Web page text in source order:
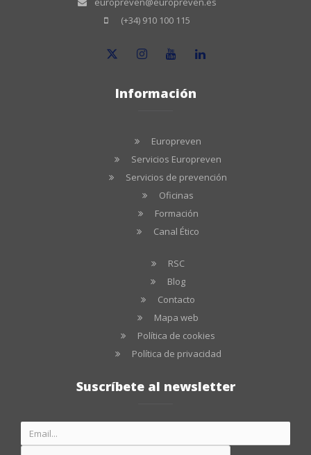
(+34) 910 100 115
Información
Europreven
Servicios Europreven
Servicios de prevención
Oficinas
Formación
Canal Ético
RSC
Blog
Contacto
Mapa web
Política de cookies
Política de privacidad
Suscríbete al newsletter